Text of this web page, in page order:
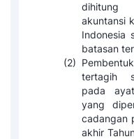
dihitung
akuntansi
Indonesia
batasan
(2)
tertagih
pada
yang
cadangan
akhir